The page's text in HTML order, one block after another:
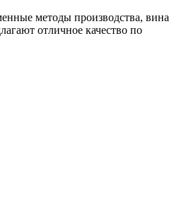
методы производства, вина
отличное качество по